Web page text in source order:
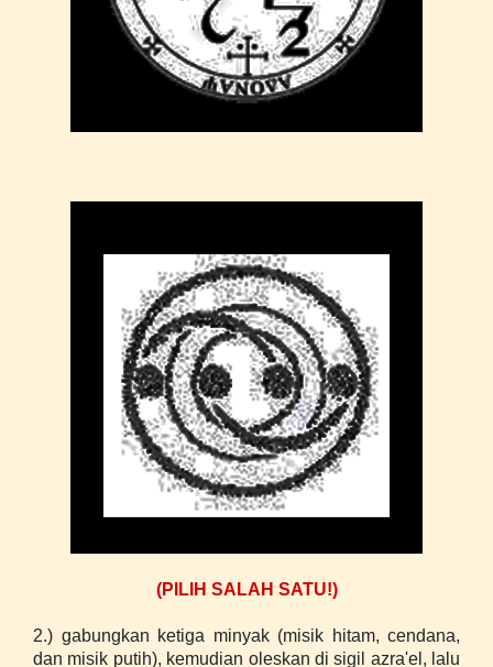
(PILIH SALAH SATU!)
2.) gabungkan ketiga minyak (misik hitam, cendana,
dan misik putih), kemudian oleskan di sigil azra'el, lalu